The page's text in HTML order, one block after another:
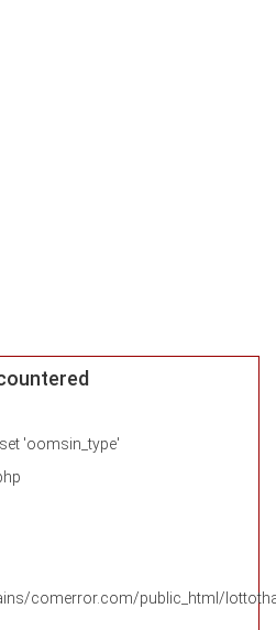
'oomsin_type'
comerror.com/public_html/